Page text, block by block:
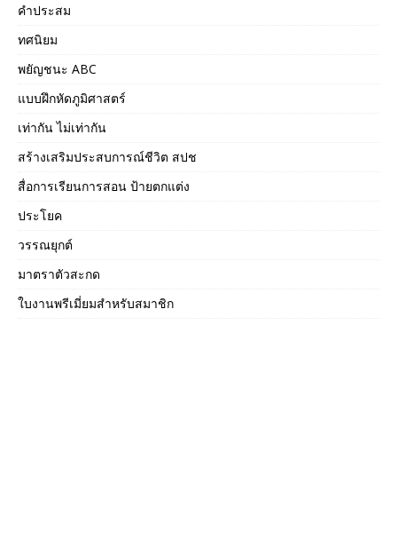
คำประสม
ทศนิยม
พยัญชนะ ABC
แบบฝึกหัดภูมิศาสตร์
เท่ากัน ไม่เท่ากัน
สร้างเสริมประสบการณ์ชีวิต สปช
สื่อการเรียนการสอน ป้ายตกแต่ง
ประโยค
วรรณยุกต์
มาตราตัวสะกด
ใบงานพรีเมี่ยมสำหรับสมาชิก